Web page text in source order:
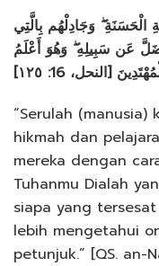
وَجَادِلْهُم بِالَّتِي
عَن سَبِيلِهِ ۖ وَهُوَ أَعْلَمُ
“Serulah
hikmah dan
mereka dengan
Tuhanmu Dialah
siapa yang
lebih mengetahui
petunjuk.” [QS. an-